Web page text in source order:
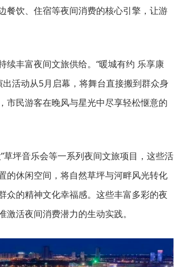
餐饮、住宿等夜间消费的核心引擎，让游
续丰富夜间文旅供给。“暖城有约 乐享康
活动从5月启幕，将舞台直接搬到群众身
市民游客在晚风与星光中尽享轻松惬意的
草坪音乐会等一系列夜间文旅项目，这些活
的休闲空间，将自然草坪与河畔风光转化
众的精神文化幸福感。这些丰富多彩的夜
活夜间消费潜力的生动实践。